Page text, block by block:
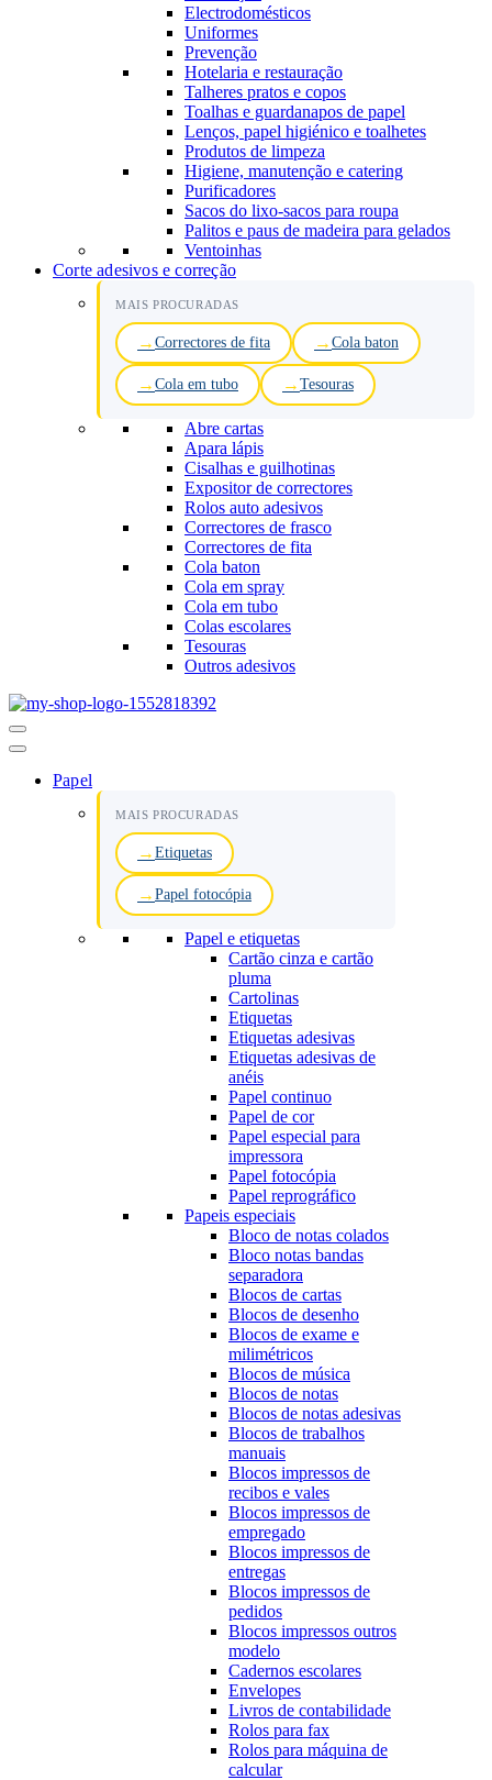
Electrodomésticos
Uniformes
Prevenção
Hotelaria e restauração
Talheres pratos e copos
Toalhas e guardanapos de papel
Lenços, papel higiénico e toalhetes
Produtos de limpeza
Higiene, manutenção e catering
Purificadores
Sacos do lixo-sacos para roupa
Palitos e paus de madeira para gelados
Ventoinhas
Corte adesivos e correção
MAIS PROCURADAS
Correctores de fita Cola baton
Cola em tubo Tesouras
Abre cartas
Apara lápis
Cisalhas e guilhotinas
Expositor de correctores
Rolos auto adesivos
Correctores de frasco
Correctores de fita
Cola baton
Cola em spray
Cola em tubo
Colas escolares
Tesouras
Outros adesivos
Menu
de
Papel
MAIS PROCURADAS
Etiquetas
Papel fotocópia
Papel e etiquetas
Cartão cinza e cartão
pluma
Cartolinas
Etiquetas
Etiquetas adesivas
Etiquetas adesivas de
anéis
Papel continuo
Papel de cor
Papel especial para
impressora
Papel fotocópia
Papel reprográfico
Papeis especiais
Bloco de notas colados
Bloco notas bandas
separadora
Blocos de cartas
Blocos de desenho
Blocos de exame e
milimétricos
Blocos de música
Blocos de notas
Blocos de notas adesivas
Blocos de trabalhos
manuais
Blocos impressos de
recibos e vales
Blocos impressos de
empregado
Blocos impressos de
entregas
Blocos impressos de
pedidos
Blocos impressos outros
modelo
Cadernos escolares
Envelopes
Livros de contabilidade
Rolos para fax
Rolos para máquina de
calcular